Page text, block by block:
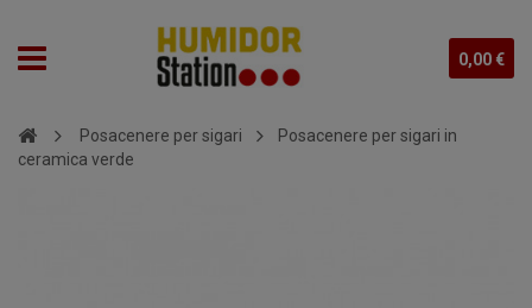
0,00 €
Posacenere per sigari
Posacenere per sigari in
ceramica verde